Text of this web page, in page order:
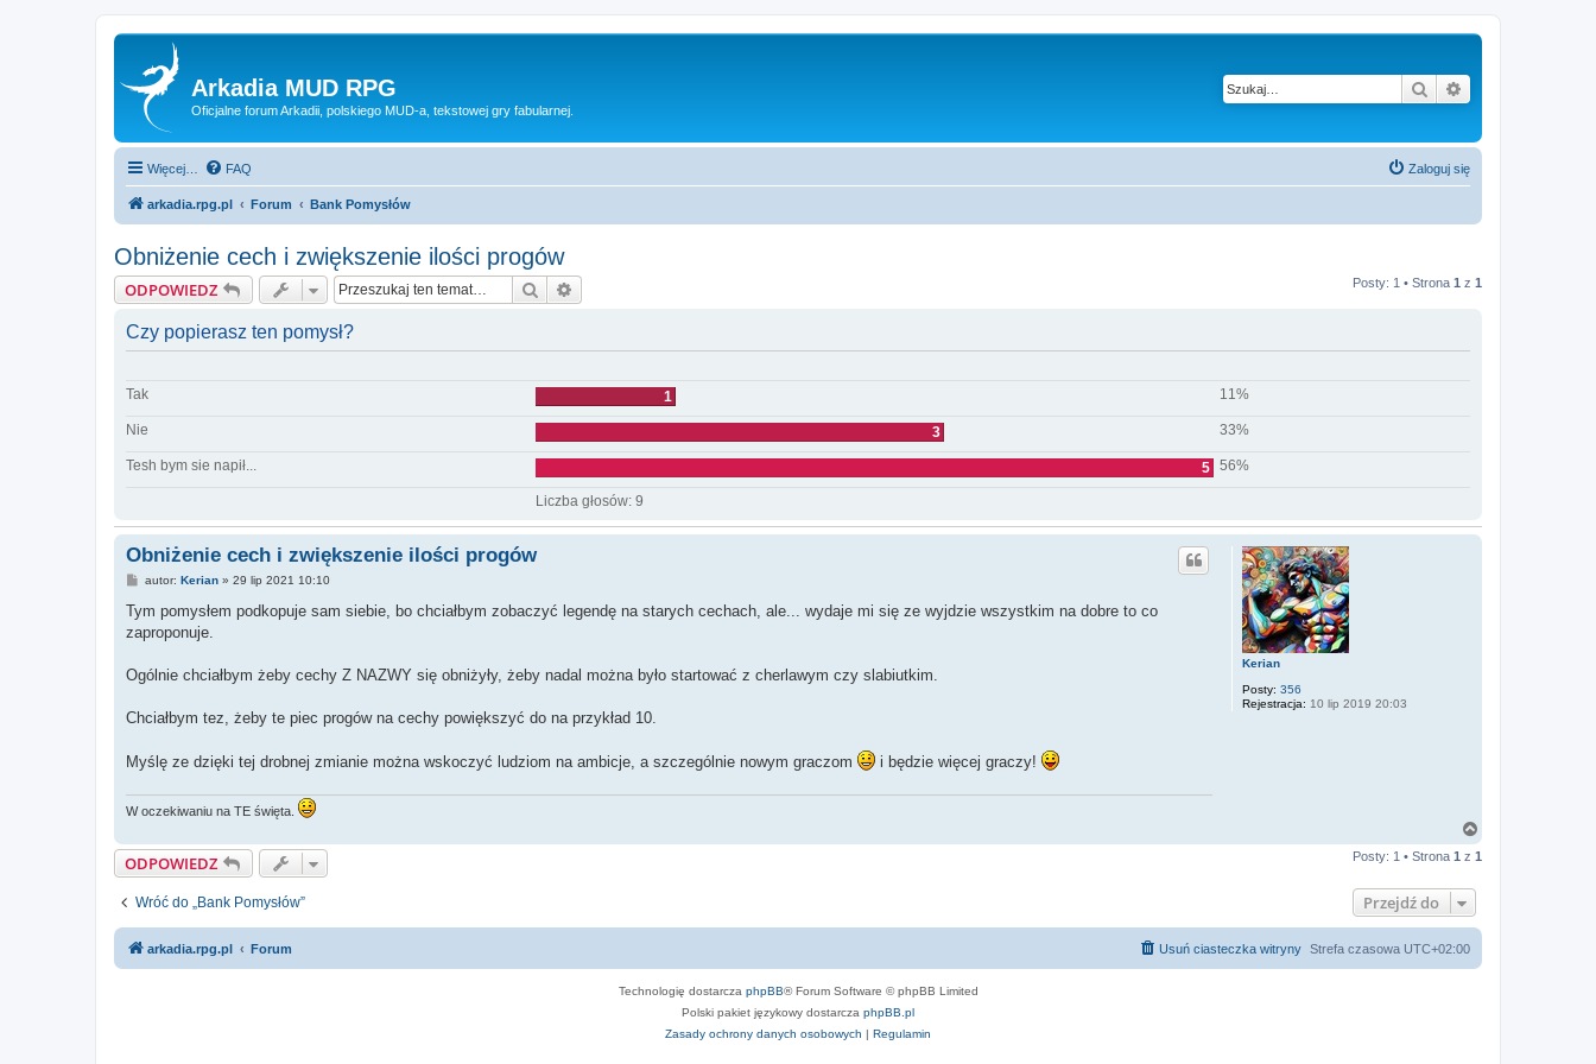
Arkadia MUD RPG
Oficjalne forum Arkadii, polskiego MUD-a, tekstowej gry fabularnej.
Szukaj
Więcej… FAQ Zaloguj się
arkadia.rpg.pl Forum Bank Pomysłów
Obniżenie cech i zwiększenie ilości progów
ODPOWIEDZ Szukaj Posty: 1 • Strona 1 z 1
Czy popierasz ten pomysł?
Tak 1 11%
Nie 3 33%
Tesh bym sie napił... 5 56%
Liczba głosów: 9
Kerian
Posty: 356
Rejestracja: 10 lip 2019 20:03
Obniżenie cech i zwiększenie ilości progów
P
s
autor: Kerian» 29 lip 2021 10:10
Tym pomysłem podkopuje sam siebie, bo chciałbym zobaczyć legendę na starych cechach, ale... wydaje mi się ze wyjdzie wszystkim na dobre to co
zaproponuje.
Ogólnie chciałbym żeby cechy Z NAZWY się obniżyły, żeby nadal można było startować z cherlawym czy slabiutkim.
Chciałbym tez, żeby te piec progów na cechy powiększyć do na przykład 10.
Myślę ze dzięki tej drobnej zmianie można wskoczyć ludziom na ambicje, a szczególnie nowym graczom i będzie więcej graczy!
W oczekiwaniu na TE święta.
g
ODPOWIEDZ Posty: 1 • Strona 1 z 1
Wróć do „Bank Pomysłów” Przejdź do
arkadia.rpg.pl Forum Strefa czasowa UTC+02:00
Usuń ciasteczka witryny
Technologię dostarcza phpBB® Forum Software © phpBB Limited
Polski pakiet językowy dostarcza phpBB.pl
Zasady ochrony danych osobowych | Regulamin